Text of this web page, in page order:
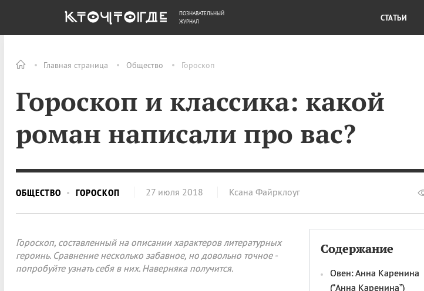
Главная страница Общество Гороскоп
Гороскоп и классика: какой
роман написали про вас?
ОБЩЕСТВО ГОРОСКОП 27 июля 2018 Ксана Файрклоуг
Содержание
Овен: Анна Каренина
(“Анна Каренина”)
Гороскоп, составленный на описании характеров литературных
героинь. Сравнение несколько забавное, но довольно точное -
попробуйте узнать себя в них. Наверняка получится.
ОБЩЕСТВО ДЕНЬГИ
ПОЗНАВАТЕЛЬНЫЙ
ЖУРНАЛ
СТАТЬИ